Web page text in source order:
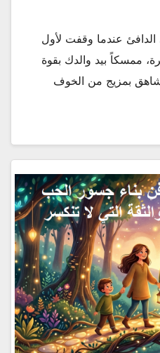
عندما وقفت لأول
ممسكاً بيد والدك بقوة
بمزيج من الخوف